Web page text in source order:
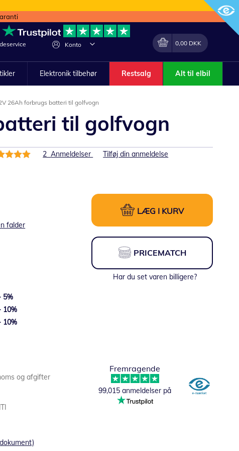
Konto
Lave
Min indkøbskurv
0,00 DKK
Elektronik tilbehør Restsalg Alt til elbil
26Ah forbrugs batteri til golfvogn
til golfvogn
2Anmeldelser Tilføj din anmeldelse
falder
LÆG I KURV
PRICEMATCH
Har du set varen billigere?
5%
10%
10%
og afgifter
Fremragende
99,015 anmeldelser på